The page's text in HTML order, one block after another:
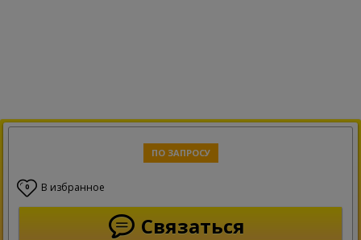
ПО ЗАПРОСУ
0 В избранное
Связаться